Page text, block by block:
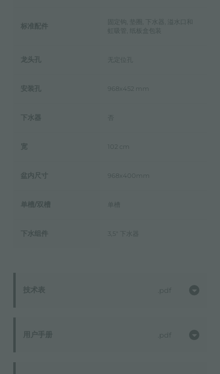
技术表 pdf
用户手册 pdf
标准配件
固定钩, 垫圈, 下水器, 溢水口和
虹吸管, 纸板盒包装
龙头孔 无定位孔
安装孔 968x452 mm
下水器 否
宽 102 cm
盆内尺寸 968x400mm
单槽/双槽 单槽
下水组件 3,5" 下水器